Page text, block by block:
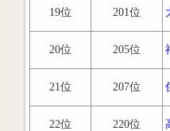
19位 201位
20位 205位
21位 207位
22位 220位